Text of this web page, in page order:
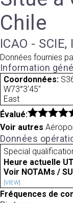
Chile
ICAO - SCIE,
Données fournies
Information
Coordonnées:
W73°3'45"
East
Évalué:
Voir autres
Données
Special
Heure actuelle
Voir NOTAMs /
[VIEW]
Fréquences de